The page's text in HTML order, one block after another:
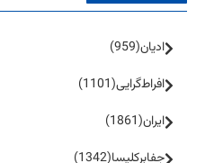
ادیان(959)
افراط‌گرایی(1101)
ایران(1861)
جفا‌بر‌کلیسا(1342)